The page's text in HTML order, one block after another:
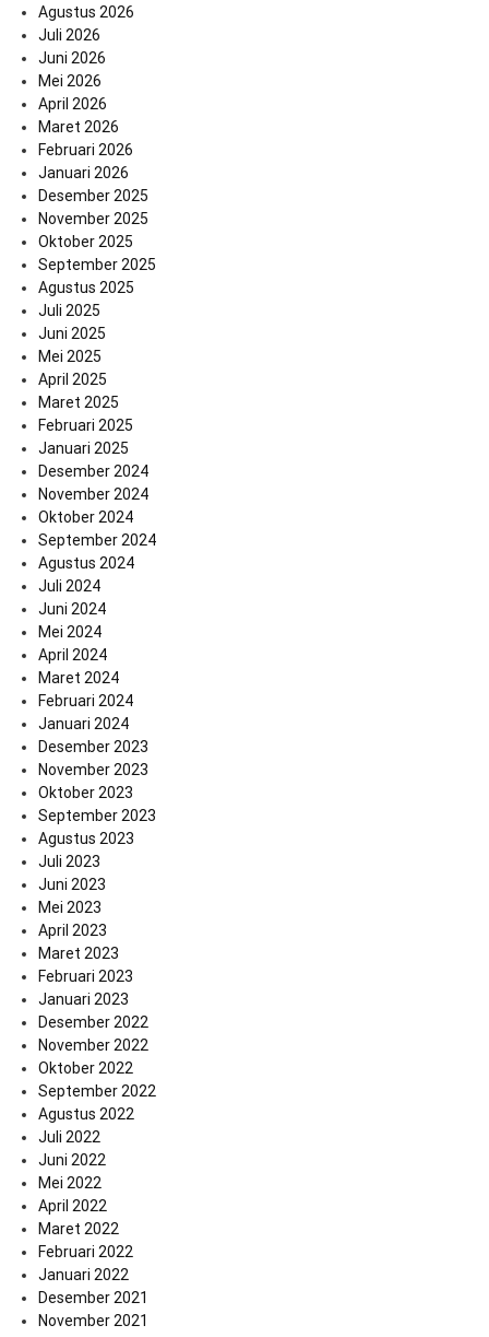
Agustus 2026
Juli 2026
Juni 2026
Mei 2026
April 2026
Maret 2026
Februari 2026
Januari 2026
Desember 2025
November 2025
Oktober 2025
September 2025
Agustus 2025
Juli 2025
Juni 2025
Mei 2025
April 2025
Maret 2025
Februari 2025
Januari 2025
Desember 2024
November 2024
Oktober 2024
September 2024
Agustus 2024
Juli 2024
Juni 2024
Mei 2024
April 2024
Maret 2024
Februari 2024
Januari 2024
Desember 2023
November 2023
Oktober 2023
September 2023
Agustus 2023
Juli 2023
Juni 2023
Mei 2023
April 2023
Maret 2023
Februari 2023
Januari 2023
Desember 2022
November 2022
Oktober 2022
September 2022
Agustus 2022
Juli 2022
Juni 2022
Mei 2022
April 2022
Maret 2022
Februari 2022
Januari 2022
Desember 2021
November 2021